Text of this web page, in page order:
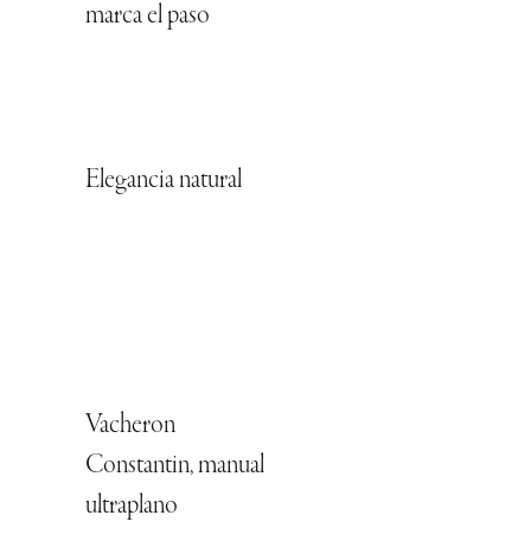
marca el paso
Elegancia natural
Vacheron
Constantin, manual
ultraplano